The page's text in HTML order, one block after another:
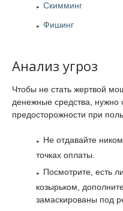
Скимминг
Фишинг
Анализ угроз
Чтобы не стать жертвой
денежные средства, нужно
предосторожности при
Не отдавайте
точках оплаты.
Посмотрите, есть
козырьком,
замаскированы под